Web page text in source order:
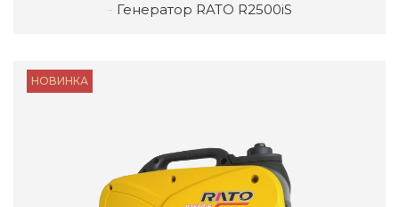
Генератор RATO R2500iS
НОВИНКА